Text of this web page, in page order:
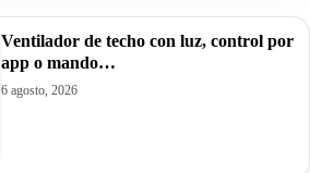
Ventilador de techo con luz, control por
app o mando…
6 agosto, 2026